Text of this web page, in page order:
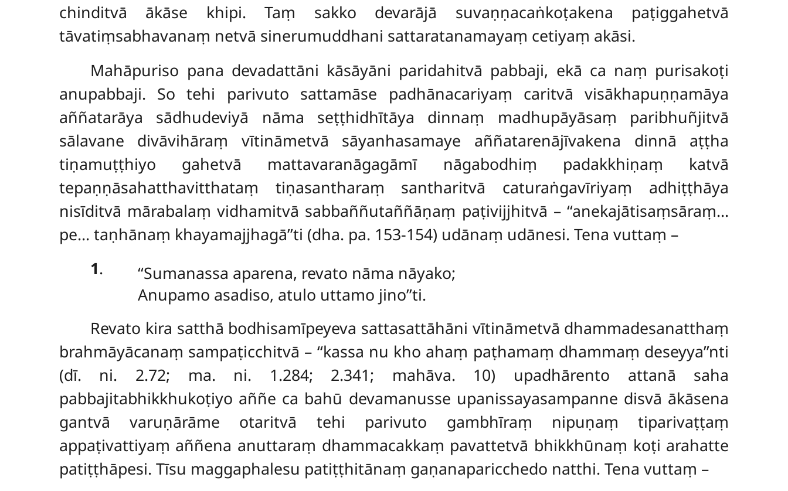
chinditvā ākāse khipi. Taṃ sakko devarājā suvaṇṇacaṅkoṭakena paṭiggahetvā
tāvatiṃsabhavanaṃ netvā sinerumuddhani sattaratanamayaṃ cetiyaṃ akāsi.
Mahāpuriso pana devadattāni kāsāyāni paridahitvā pabbaji, ekā ca naṃ purisakoṭi
anupabbaji. So tehi parivuto sattamāse padhānacariyaṃ caritvā visākhapuṇṇamāya
aññatarāya sādhudeviyā nāma seṭṭhidhītāya dinnaṃ madhupāyāsaṃ paribhuñjitvā
sālavane divāvihāraṃ vītināmetvā sāyanhasamaye aññatarenājīvakena dinnā aṭṭha
tiṇamuṭṭhiyo gahetvā mattavaranāgagāmī nāgabodhiṃ padakkhiṇaṃ katvā
tepaṇṇāsahatthavitthataṃ tiṇasantharaṃ santharitvā caturaṅgavīriyaṃ adhiṭṭhāya
nisīditvā mārabalaṃ vidhamitvā sabbaññutaññāṇaṃ paṭivijjhitvā – ‘‘anekajātisaṃsāraṃ…
pe… taṇhānaṃ khayamajjhagā’’ti (dha. pa. 153-154) udānaṃ udānesi. Tena vuttaṃ –
1.
‘‘Sumanassa aparena, revato nāma nāyako;
Anupamo asadiso, atulo uttamo jino’’ti.
Revato kira satthā bodhisamīpeyeva sattasattāhāni vītināmetvā dhammadesanatthaṃ
brahmāyācanaṃ sampaṭicchitvā – ‘‘kassa nu kho ahaṃ paṭhamaṃ dhammaṃ deseyya’’nti
(dī. ni. 2.72; ma. ni. 1.284; 2.341; mahāva. 10) upadhārento attanā saha
pabbajitabhikkhukoṭiyo aññe ca bahū devamanusse upanissayasampanne disvā ākāsena
gantvā varuṇārāme otaritvā tehi parivuto gambhīraṃ nipuṇaṃ tiparivaṭṭaṃ
appaṭivattiyaṃ aññena anuttaraṃ dhammacakkaṃ pavattetvā bhikkhūnaṃ koṭi arahatte
patiṭṭhāpesi. Tīsu maggaphalesu patiṭṭhitānaṃ gaṇanaparicchedo natthi. Tena vuttaṃ –